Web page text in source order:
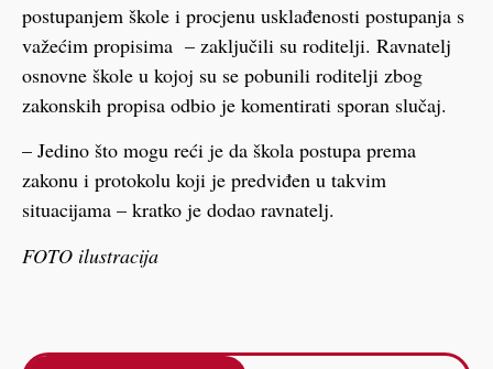
postupanjem škole i procjenu usklađenosti postupanja s
važećim propisima – zaključili su roditelji. Ravnatelj
osnovne škole u kojoj su se pobunili roditelji zbog
zakonskih propisa odbio je komentirati sporan slučaj.
– Jedino što mogu reći je da škola postupa prema
zakonu i protokolu koji je predviđen u takvim
situacijama – kratko je dodao ravnatelj.
FOTO ilustracija